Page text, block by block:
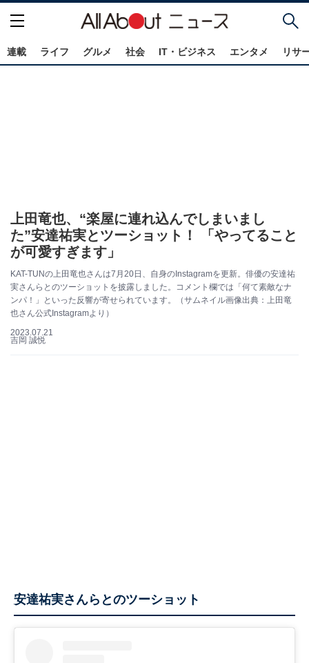
連載 ライフ グルメ 社会 IT・ビジネス エンタメ リサ
上田竜也、“楽屋に連れ込んでしまいまし
た”安達祐実とツーショット！ 「やってること
が可愛すぎます」
KAT-TUNの上田竜也さんは7月20日、自身のInstagramを更新。俳優の安達祐
実さんらとのツーショットを披露しました。コメント欄では「何て素敵なナ
ンパ！」といった反響が寄せられています。（サムネイル画像出典：上田竜
也さん公式Instagramより）
2023.07.21
吉岡 誠悦
安達祐実さんらとのツーショット